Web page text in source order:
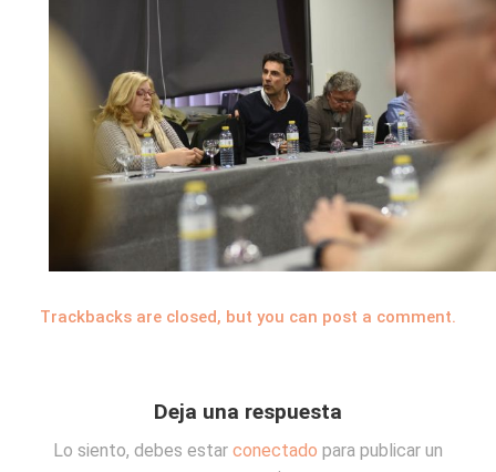
Trackbacks are closed, but you can post a comment.
Deja una respuesta
Lo siento, debes estar conectado para publicar un